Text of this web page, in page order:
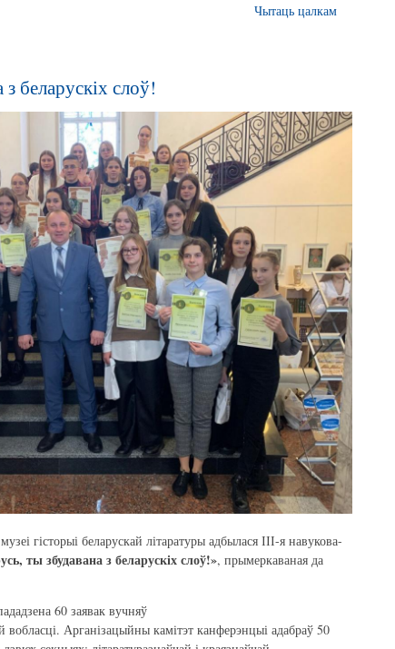
Чытаць цалкам
беларускіх слоў!
гісторыі беларускай літаратуры адбылася ІІІ-я навукова-
ты збудавана з беларускіх слоў!», прымеркаваная да
60 заявак вучняў
вобласці. Арганізацыйны камітэт канферэнцыі адабраў 50